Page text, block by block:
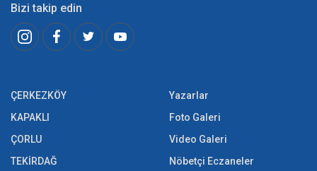
Bizi takip edin
ÇERKEZKÖY
KAPAKLI
ÇORLU
TEKİRDAĞ
Yazarlar
Foto Galeri
Video Galeri
Nöbetçi Eczaneler